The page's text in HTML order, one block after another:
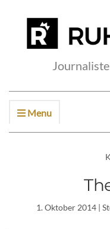
Menu
1. Oktober 2014|